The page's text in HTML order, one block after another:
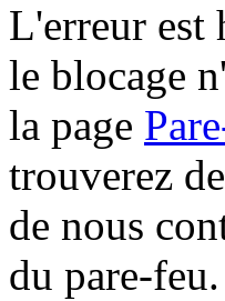
L'erreur est
le blocage
la page
trouverez
de nous
du pare-feu.